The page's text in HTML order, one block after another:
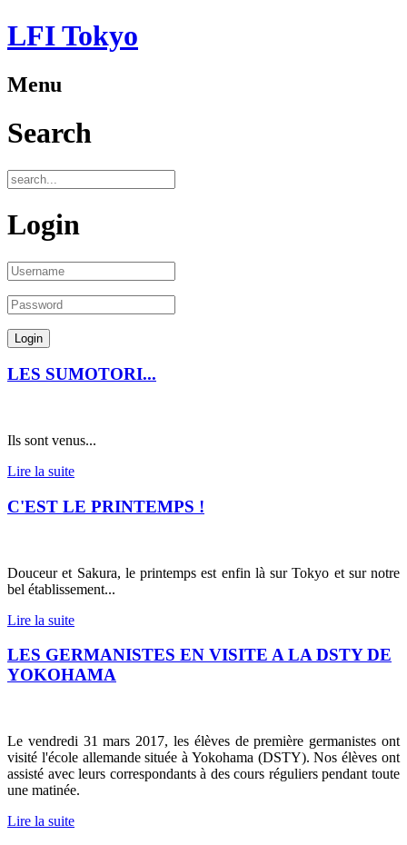
LFI Tokyo
Menu
Search
Login
LES SUMOTORI...
Ils sont venus...
Lire la suite
C'EST LE PRINTEMPS !
Douceur et Sakura, le printemps est enfin là sur Tokyo et sur notre
bel établissement...
Lire la suite
LES GERMANISTES EN VISITE A LA DSTY DE
YOKOHAMA
Le vendredi 31 mars 2017, les élèves de première germanistes ont
visité l'école allemande située à Yokohama (DSTY). Nos élèves ont
assisté avec leurs correspondants à des cours réguliers pendant toute
une matinée.
Lire la suite